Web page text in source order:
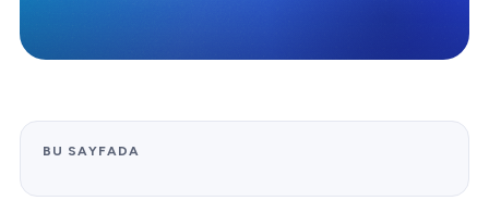
BU SAYFADA